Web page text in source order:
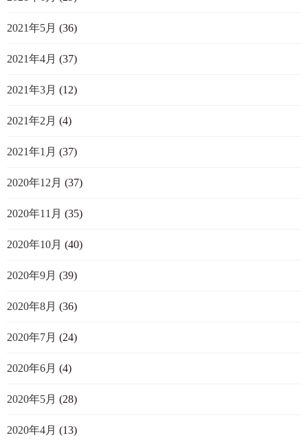
2021年5月 (36)
2021年4月 (37)
2021年3月 (12)
2021年2月 (4)
2021年1月 (37)
2020年12月 (37)
2020年11月 (35)
2020年10月 (40)
2020年9月 (39)
2020年8月 (36)
2020年7月 (24)
2020年6月 (4)
2020年5月 (28)
2020年4月 (13)